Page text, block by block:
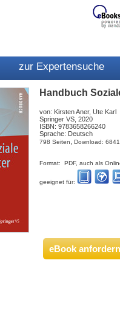
zur Expertensuche
Handbuch
von: Kirsten Aner, Ute Karl
Springer VS, 2020
ISBN: 9783658266240
Sprache: Deutsch
798 Seiten, Download:
Format: PDF, auch als
geeignet für:
eBook anfordern